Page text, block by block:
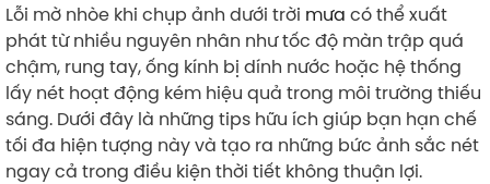
Lỗi mờ nhòe khi chụp ảnh dưới trời mưa có thể xuất
phát từ nhiều nguyên nhân như tốc độ màn trập quá
chậm, rung tay, ống kính bị dính nước hoặc hệ thống
lấy nét hoạt động kém hiệu quả trong môi trường thiếu
sáng. Dưới đây là những tips hữu ích giúp bạn hạn chế
tối đa hiện tượng này và tạo ra những bức ảnh sắc nét
ngay cả trong điều kiện thời tiết không thuận lợi.